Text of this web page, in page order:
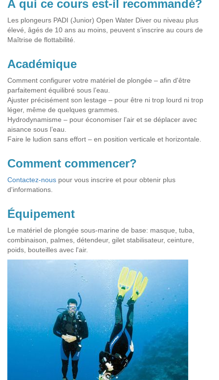
À qui ce cours est-il recommandé?
Les plongeurs PADI (Junior) Open Water Diver ou niveau plus
élevé, âgés de 10 ans au moins, peuvent s’inscrire au cours de
Maîtrise de flottabilité.
Académique
Comment configurer votre matériel de plongée – afin d'être
parfaitement équilibré sous l’eau.
Ajuster précisément son lestage – pour être ni trop lourd ni trop
léger, même de quelques grammes.
Hydrodynamisme – pour économiser l’air et se déplacer avec
aisance sous l’eau.
Faire le ludion sans effort – en position verticale et horizontale.
Comment commencer?
Contactez-nous pour vous inscrire et pour obtenir plus
d'informations.
Équipement
Le matériel de plongée sous-marine de base: masque, tuba,
combinaison, palmes, détendeur, gilet stabilisateur, ceinture,
poids, bouteilles avec l'air.